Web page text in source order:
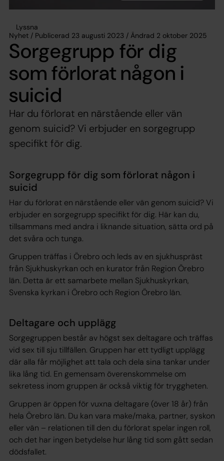
Lyssna
Nyhet / Publicerad 23 augusti 2023 / Ändrad 2 oktober 2025
Sorgegrupp för dig
som förlorat någon i
suicid
Har du förlorat en närstående eller vän
genom suicid? Vi erbjuder en sorgegrupp
specifikt för dig.
Sorgegrupp för dig som förlorat någon i
suicid
Har du förlorat en närstående eller vän genom suicid? Vi
erbjuder en sorgegrupp specifikt för dig. Här kan du,
tillsammans med andra i liknande situation, sätta ord på
det svåra och tunga.
Gruppen träffas i Örebro och leds av en sjukhuspräst
från Sjukhuskyrkan och en kurator från Region Örebro
län. Detta är ett samarbete mellan Sjukhuskyrkan,
Svenska kyrkan i Örebro och Region Örebro län.
Deltagare och upplägg
Sorgegruppen består av högst sex deltagare och träffas
vid sex till sju tillfällen. Gruppen har ett tydligt upplägg
där alla får möjlighet att tala och dela sina tankar under
lika lång tid. En gemensam överenskommelse om
sekretess inom gruppen är också viktig för tryggheten.
Gruppen är öppen för vuxna deltagare (över 18 år) från
hela Örebro län. Du kan vara make/maka, partner, syskon
eller vän – relationen till den du förlorat spelar ingen roll,
och det har ingen betydelse hur lång tid som gått sedan
dödsfallet.